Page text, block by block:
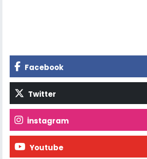
Facebook
Twitter
İnstagram
Youtube